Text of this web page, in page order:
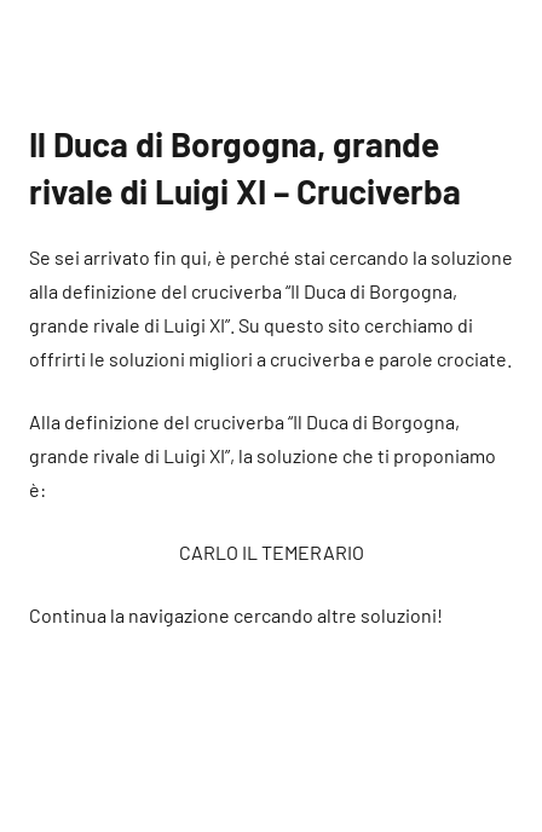
Il Duca di Borgogna, grande
rivale di Luigi XI – Cruciverba
Se sei arrivato fin qui, è perché stai cercando la soluzione
alla definizione del cruciverba “Il Duca di Borgogna,
grande rivale di Luigi XI”. Su questo sito cerchiamo di
offrirti le soluzioni migliori a cruciverba e parole crociate.
Alla definizione del cruciverba “Il Duca di Borgogna,
grande rivale di Luigi XI”, la soluzione che ti proponiamo
è:
CARLO IL TEMERARIO
Continua la navigazione cercando altre soluzioni!